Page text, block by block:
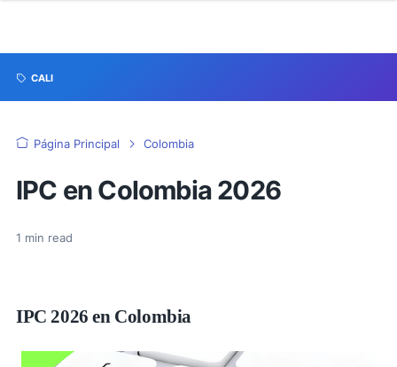
CALI
Página Principal Colombia
IPC en Colombia 2026
1 min read
IPC 2026 en Colombia